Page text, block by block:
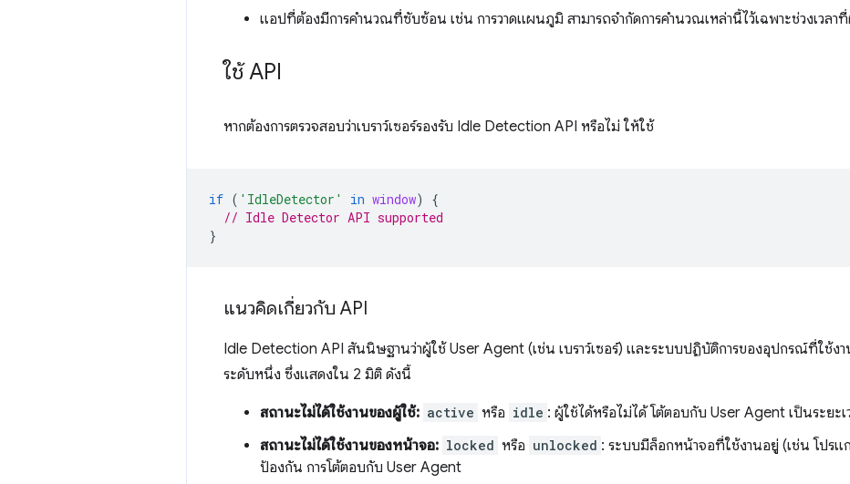
แอปที่ต้องมีการคำนวณที่ซับซ้อน เช่น การวาดแผนภูมิ สามารถจำกัดการคำนวณเหล่านี้ไว้เฉพาะช่วงเวล
ใช้ API
หากต้องการตรวจสอบว่าเบราว์เซอร์รองรับ Idle Detection API หรือไม่ ให้ใช้
if ( 'IdleDetector' in window)
{
// Idle Detector API supported
}
แนวคิดเกี่ยวกับ API
Idle Detection API สันนิษฐานว่าผู้ใช้ User Agent (เช่น เบราว์เซอร์) และระบบปฏิบัติการของอุปกรณ์ที่ใช้ง
ระดับหนึ่ง ซึ่งแสดงใน 2 มิติ ดังนี้
สถานะไม่ได้ใช้งานของผู้ใช้: active หรือ idle : ผู้ใช้ได้หรือไม่ได้ โต้ตอบกับ User Agent เป็นระยะเ
สถานะไม่ได้ใช้งานของหน้าจอ: locked หรือ unlocked : ระบบมีล็อกหน้าจอที่ใช้งานอยู่ (เช่น โปรแ
ป้องกัน การโต้ตอบกับ User Agent